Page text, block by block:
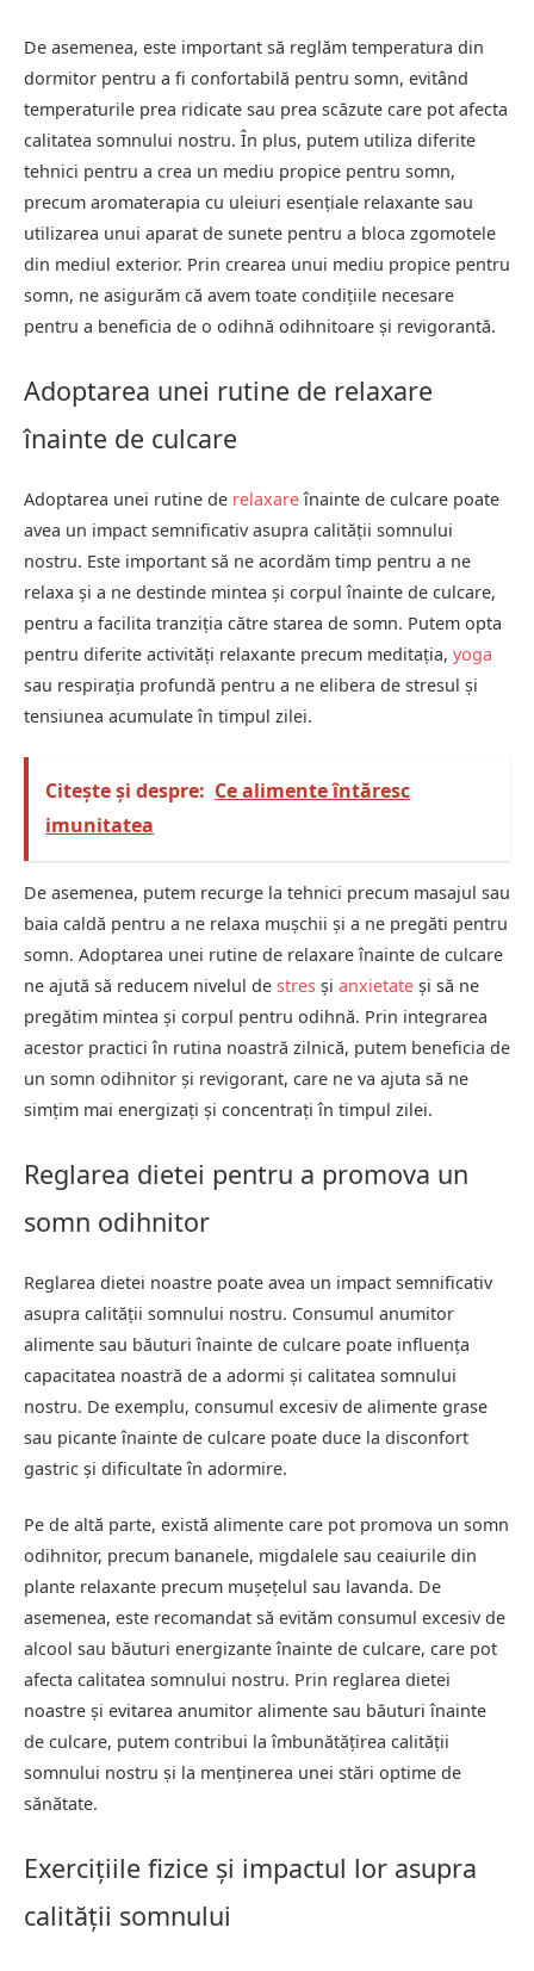
De asemenea, este important să reglăm temperatura din
dormitor pentru a fi confortabilă pentru somn, evitând
temperaturile prea ridicate sau prea scăzute care pot afecta
calitatea somnului nostru. În plus, putem utiliza diferite
tehnici pentru a crea un mediu propice pentru somn,
precum aromaterapia cu uleiuri esențiale relaxante sau
utilizarea unui aparat de sunete pentru a bloca zgomotele
din mediul exterior. Prin crearea unui mediu propice pentru
somn, ne asigurăm că avem toate condițiile necesare
pentru a beneficia de o odihnă odihnitoare și revigorantă.
Adoptarea unei rutine de relaxare
înainte de culcare
Adoptarea unei rutine de relaxareînainte de culcare poate
avea un impact semnificativ asupra calității somnului
nostru. Este important să ne acordăm timp pentru a ne
relaxa și a ne destinde mintea și corpul înainte de culcare,
pentru a facilita tranziția către starea de somn. Putem opta
pentru diferite activități relaxante precum meditația, yoga
sau respirația profundă pentru a ne elibera de stresul și
tensiunea acumulate în timpul zilei.
Citește și despre: Ce alimente întăresc
imunitatea
De asemenea, putem recurge la tehnici precum masajul sau
baia caldă pentru a ne relaxa mușchii și a ne pregăti pentru
somn. Adoptarea unei rutine de relaxare înainte de culcare
ne ajută să reducem nivelul de stres și anxietate și să ne
pregătim mintea și corpul pentru odihnă. Prin integrarea
acestor practici în rutina noastră zilnică, putem beneficia de
un somn odihnitor și revigorant, care ne va ajuta să ne
simțim mai energizați și concentrați în timpul zilei.
Reglarea dietei pentru a promova un
somn odihnitor
Reglarea dietei noastre poate avea un impact semnificativ
asupra calității somnului nostru. Consumul anumitor
alimente sau băuturi înainte de culcare poate influența
capacitatea noastră de a adormi și calitatea somnului
nostru. De exemplu, consumul excesiv de alimente grase
sau picante înainte de culcare poate duce la disconfort
gastric și dificultate în adormire.
Pe de altă parte, există alimente care pot promova un somn
odihnitor, precum bananele, migdalele sau ceaiurile din
plante relaxante precum mușețelul sau lavanda. De
asemenea, este recomandat să evităm consumul excesiv de
alcool sau băuturi energizante înainte de culcare, care pot
afecta calitatea somnului nostru. Prin reglarea dietei
noastre și evitarea anumitor alimente sau băuturi înainte
de culcare, putem contribui la îmbunătățirea calității
somnului nostru și la menținerea unei stări optime de
sănătate.
Exercițiile fizice și impactul lor asupra
calității somnului